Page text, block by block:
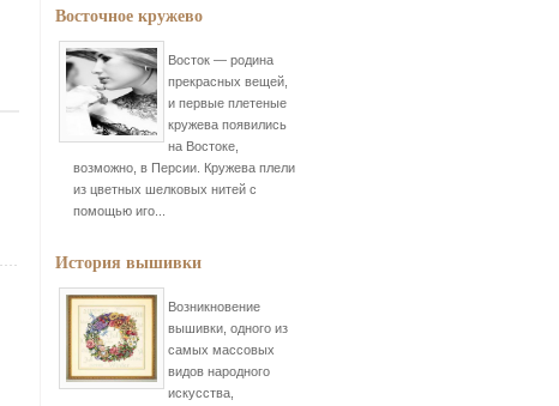
Восточное кружево
Восток — родина
прекрасных вещей,
и первые плетеные
кружева появились
на Востоке,
возможно, в Персии. Кружева плели
из цветных шелковых нитей с
помощью иго...
История вышивки
Возникновение
вышивки, одного из
самых массовых
видов народного
искусства,